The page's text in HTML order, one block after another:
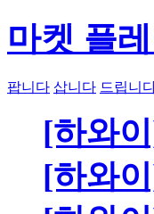
마켓 플
팝니다 삽니다 드립니
[하와
[하와